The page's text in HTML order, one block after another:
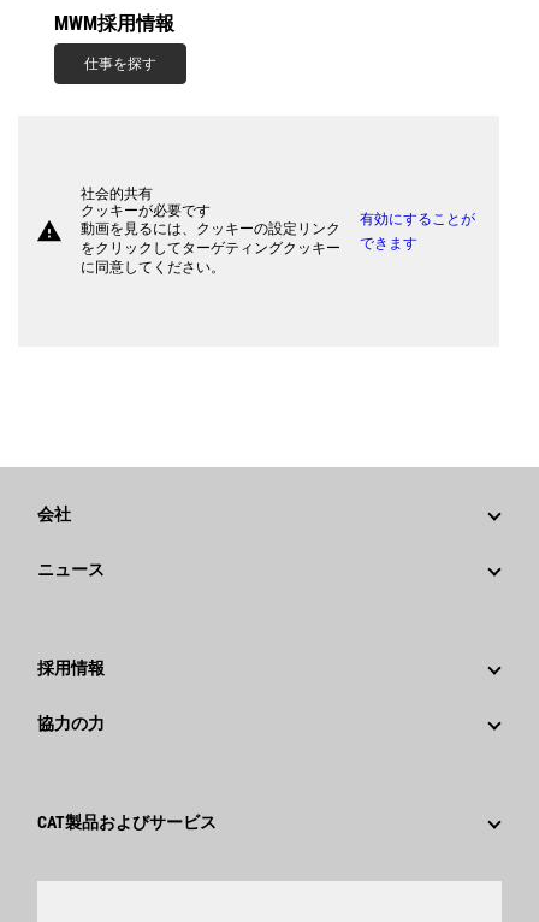
MWM採用情報
仕事を探す
warning
社会的共有
クッキーが必要です
動画を見るには、クッキーの設定リンク
をクリックしてターゲティングクッキー
に同意してください。
有効にすることが
できます
会社
行動規範
イノベーション
ニュース
メディア情報
採用情報
Caterpillar社を選ぶ理由
協力の力
サプライヤ
CAT製品およびサービス